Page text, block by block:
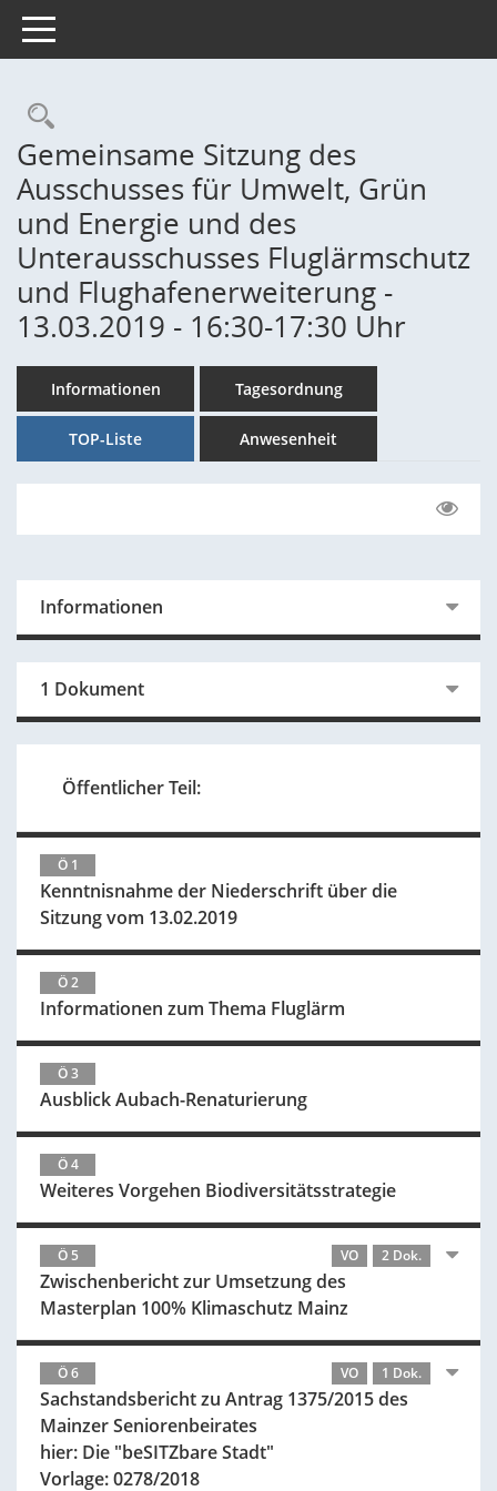
Toggle navigation
Rechercheauswahl
Gemeinsame Sitzung des
Ausschusses für Umwelt, Grün
und Energie und des
Unterausschusses Fluglärmschutz
und Flughafenerweiterung -
13.03.2019 - 16:30-17:30 Uhr
Informationen Tagesordnung
TOP-Liste Anwesenheit
Informationen
1 Dokument
Öffentlicher Teil:
Ö 1
Kenntnisnahme der Niederschrift über die
Sitzung vom 13.02.2019
Ö 2
Informationen zum Thema Fluglärm
Ö 3
Ausblick Aubach-Renaturierung
Ö 4
Weiteres Vorgehen Biodiversitätsstrategie
Ö 5 VO 2 Dok.
Zwischenbericht zur Umsetzung des
Masterplan 100% Klimaschutz Mainz
Ö 6 VO 1 Dok.
Sachstandsbericht zu Antrag 1375/2015 des
Mainzer Seniorenbeirates
hier: Die "beSITZbare Stadt"
Vorlage: 0278/2018